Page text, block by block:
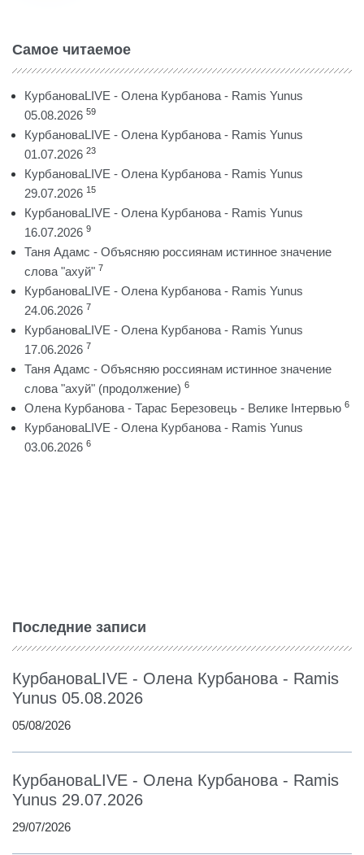
Самое читаемое
КурбановаLIVE - Олена Курбанова - Ramis Yunus
05.08.2026 59
КурбановаLIVE - Олена Курбанова - Ramis Yunus
01.07.2026 23
КурбановаLIVE - Олена Курбанова - Ramis Yunus
29.07.2026 15
КурбановаLIVE - Олена Курбанова - Ramis Yunus
16.07.2026 9
Таня Адамс - Объясняю россиянам истинное значение
слова "ахуй" 7
КурбановаLIVE - Олена Курбанова - Ramis Yunus
24.06.2026 7
КурбановаLIVE - Олена Курбанова - Ramis Yunus
17.06.2026 7
Таня Адамс - Объясняю россиянам истинное значение
слова "ахуй" (продолжение) 6
Олена Курбанова - Тарас Березовець - Велике Інтервью 6
КурбановаLIVE - Олена Курбанова - Ramis Yunus
03.06.2026 6
Последние записи
КурбановаLIVE - Олена Курбанова - Ramis
Yunus 05.08.2026
05/08/2026
КурбановаLIVE - Олена Курбанова - Ramis
Yunus 29.07.2026
29/07/2026